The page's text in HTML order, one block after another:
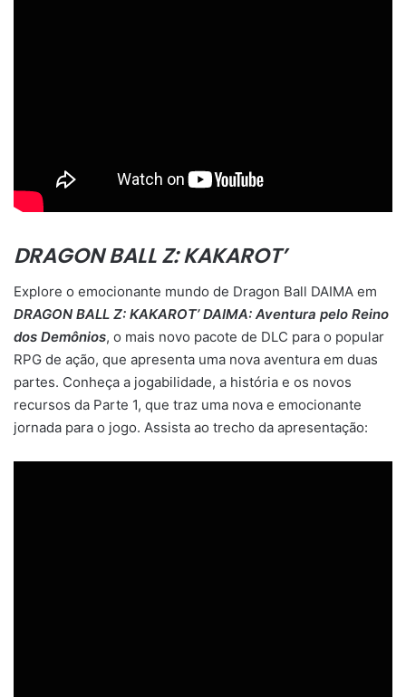
DRAGON BALL Z: KAKAROT’
Explore o emocionante mundo de Dragon Ball DAIMA em
DRAGON BALL Z: KAKAROT’ DAIMA: Aventura pelo Reino
dos Demônios, o mais novo pacote de DLC para o popular
RPG de ação, que apresenta uma nova aventura em duas
partes. Conheça a jogabilidade, a história e os novos
recursos da Parte 1, que traz uma nova e emocionante
jornada para o jogo. Assista ao trecho da apresentação: